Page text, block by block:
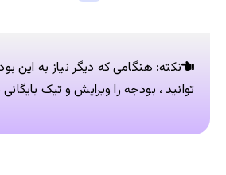
نکته: هنگامی که دیگر نیاز به این
توانید ، بودجه را ویرایش و تیک